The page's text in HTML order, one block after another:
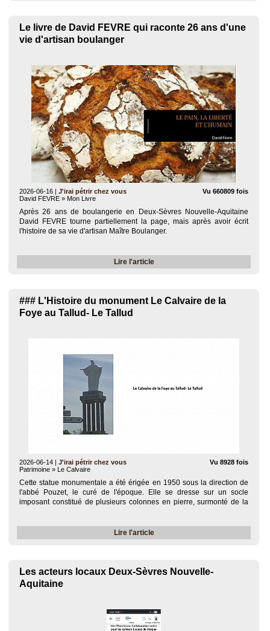
Le livre de David FEVRE qui raconte 26 ans d'une
vie d'artisan boulanger
2026-06-16 J'irai pétrir chez vous
Vu 660809 fois
David FEVRE » Mon Livre
Après 26 ans de boulangerie en Deux-Sèvres Nouvelle-Aquitaine
David FEVRE tourne partiellement la page, mais après avoir écrit
l'histoire de sa vie d'artisan Maître Boulanger.
Lire l'article
### L'Histoire du monument Le Calvaire de la
Foye au Tallud- Le Tallud
2026-06-14 J'irai pétrir chez vous
Vu 8928 fois
Patrimoine » Le Calvaire
Cette statue monumentale a été érigée en 1950 sous la direction de
l'abbé Pouzet, le curé de l'époque. Elle se dresse sur un socle
imposant constitué de plusieurs colonnes en pierre, surmonté de la
Lire l'article
Les acteurs locaux Deux-Sèvres Nouvelle-
Aquitaine